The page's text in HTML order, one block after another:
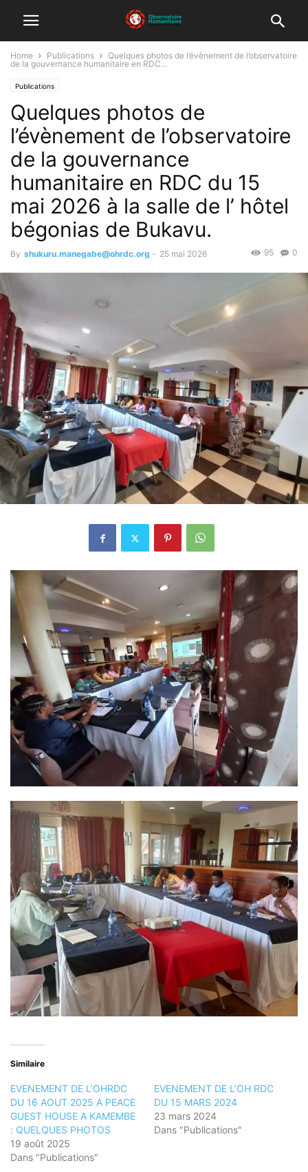
Home Publications
Quelques photos de l’évènement de l’observatoire
de la gouvernance humanitaire en RDC...
Publications
Quelques photos de
l’évènement de l’observatoire
de la gouvernance
humanitaire en RDC du 15
mai 2026 à la salle de l’ hôtel
bégonias de Bukavu.
By shukuru.manegabe@ohrdc.org - 25 mai 2026 0
95
Similaire
EVENEMENT DE L’OHRDC
DU 16 AOUT 2025 A PEACE
GUEST HOUSE A KAMEMBE
: QUELQUES PHOTOS
19 août 2025
Dans "Publications"
EVENEMENT DE L’OH RDC
DU 15 MARS 2024
23 mars 2024
Dans "Publications"